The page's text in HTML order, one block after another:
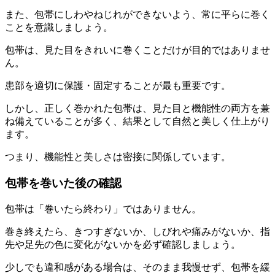
また、包帯にしわやねじれができないよう、常に平らに巻く
ことを意識しましょう。
包帯は、見た目をきれいに巻くことだけが目的ではありませ
ん。
患部を適切に保護・固定することが最も重要です。
しかし、正しく巻かれた包帯は、見た目と機能性の両方を兼
ね備えていることが多く、結果として自然と美しく仕上がり
ます。
つまり、機能性と美しさは密接に関係しています。
包帯を巻いた後の確認
包帯は「巻いたら終わり」ではありません。
巻き終えたら、きつすぎないか、しびれや痛みがないか、指
先や足先の色に変化がないかを必ず確認しましょう。
少しでも違和感がある場合は、そのまま我慢せず、包帯を緩